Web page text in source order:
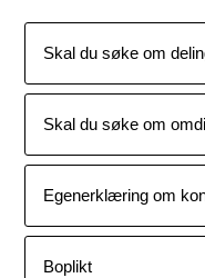
Skal du søke om
Skal du søke om
Egenerklæring om
Boplikt